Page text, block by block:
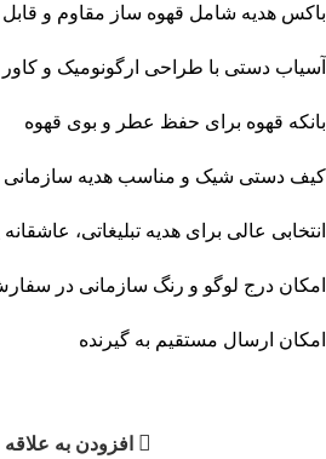
باکس هدیه شامل قهوه ساز مقاوم و
آسیاب دستی با طراحی ارگونومیک و
بانکه قهوه برای حفظ عطر و بوی قهوه
کیف دستی شیک و مناسب هدیه سازمانی
انتخابی عالی برای هدیه تبلیغاتی،
امکان درج لوگو و رنگ سازمانی در
امکان ارسال مستقیم به گیرنده
افزودن به